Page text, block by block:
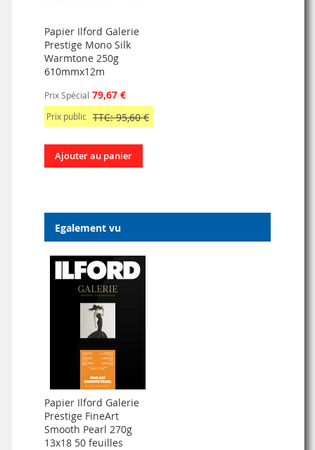
Papier Ilford Galerie
Prestige Mono Silk
Warmtone 250g
610mmx12m
Prix Spécial 79,67 €
Prix public TTC: 95,60 €
Ajouter au panier
Egalement vu
Papier Ilford Galerie
Prestige FineArt
Smooth Pearl 270g
13x18 50 feuilles